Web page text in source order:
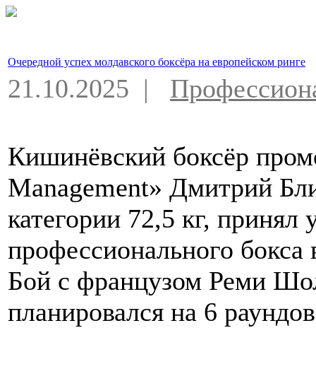
Очередной успех молдавского боксёра на европейском ринге
21.10.2025 |
Кишинёвский боксёр
Management» Дмитрий
категории 72,5 кг, принял
профессионального
Бой с французом Реми
планировался на 6